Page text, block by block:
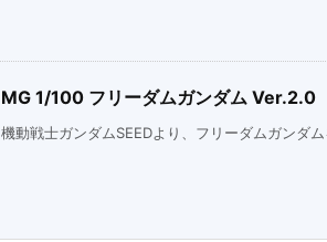
MG 1/100 フリーダムガンダム Ver.2.0
機動戦士ガンダムSEEDより、フリーダムガンダム